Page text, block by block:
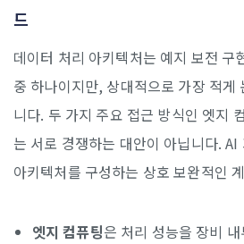
드
데이터 처리 아키텍처는 예지 보전 구
중 하나이지만, 상대적으로 가장 적게
니다. 두 가지 주요 접근 방식인 엣지
는 서로 경쟁하는 대안이 아닙니다.
아키텍처를 구성하는 상호 보완적인
엣지 컴퓨팅은 처리 성능을 장비